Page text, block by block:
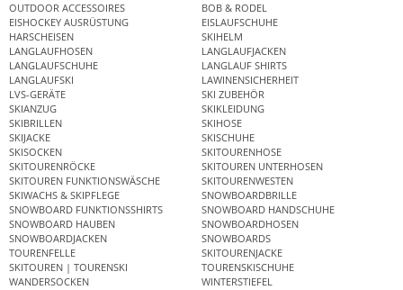
OUTDOOR ACCESSOIRES
BOB & RODEL
EISHOCKEY AUSRÜSTUNG
EISLAUFSCHUHE
HARSCHEISEN
SKIHELM
LANGLAUFHOSEN
LANGLAUFJACKEN
LANGLAUFSCHUHE
LANGLAUF SHIRTS
LANGLAUFSKI
LAWINENSICHERHEIT
LVS-GERÄTE
SKI ZUBEHÖR
SKIANZUG
SKIKLEIDUNG
SKIBRILLEN
SKIHOSE
SKIJACKE
SKISCHUHE
SKISOCKEN
SKITOURENHOSE
SKITOURENRÖCKE
SKITOUREN UNTERHOSEN
SKITOUREN FUNKTIONSWÄSCHE
SKITOURENWESTEN
SKIWACHS & SKIPFLEGE
SNOWBOARDBRILLE
SNOWBOARD FUNKTIONSSHIRTS
SNOWBOARD HANDSCHUHE
SNOWBOARD HAUBEN
SNOWBOARDHOSEN
SNOWBOARDJACKEN
SNOWBOARDS
TOURENFELLE
SKITOURENJACKE
SKITOUREN | TOURENSKI
TOURENSKISCHUHE
WANDERSOCKEN
WINTERSTIEFEL